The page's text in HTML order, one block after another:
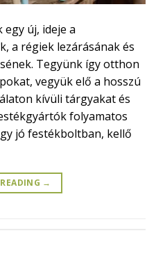
egy új, ideje a
a régiek lezárásának és
Tegyünk így otthon
vegyük elő a hosszú
kívüli tárgyakat és
folyamatos
jó festékboltban, kellő
→